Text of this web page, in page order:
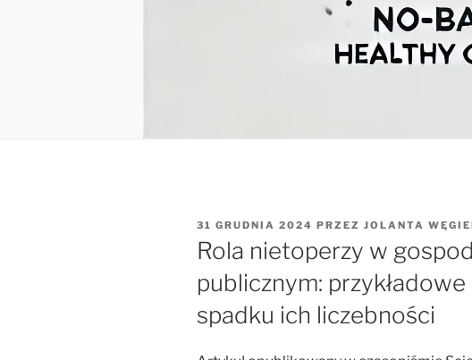
OPUBLIKOWANE
W
31 GRUDNIA 2024 PRZEZ JOLANTA
Rola nietoperzy w
publicznym:
spadku ich liczebności